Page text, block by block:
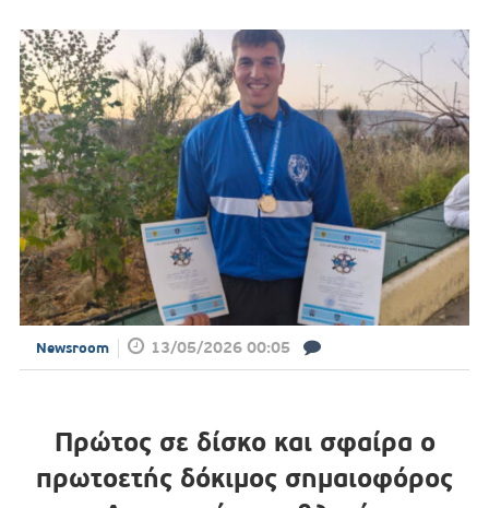
Newsroom 13/05/2026 00:05
Πρώτος σε δίσκο και σφαίρα ο
πρωτοετής δόκιμος σημαιοφόρος